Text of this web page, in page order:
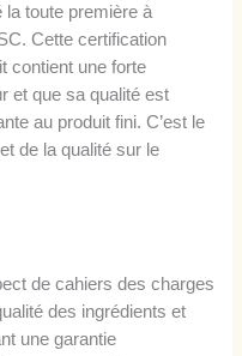
la toute première à
Cette certification
contient une forte
et que sa qualité est
au produit fini. C’est le
de la qualité sur le
de cahiers des charges
des ingrédients et
une garantie